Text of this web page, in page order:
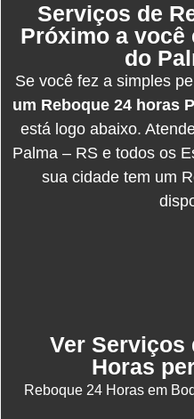
Serviços de
Próximo a você
do
Se você fez a simples
um Reboque 24 horas
está logo abaixo.
Palma – RS e todos os
sua cidade tem um
Ver Serviços
Horas
Reboque 24 Horas em